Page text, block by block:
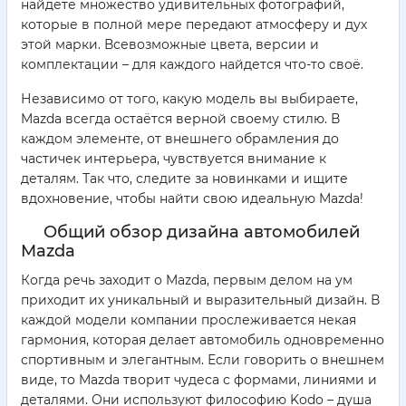
найдёте множество удивительных фотографий,
которые в полной мере передают атмосферу и дух
этой марки. Всевозможные цвета, версии и
комплектации – для каждого найдется что-то своё.
Независимо от того, какую модель вы выбираете,
Mazda всегда остаётся верной своему стилю. В
каждом элементе, от внешнего обрамления до
частичек интерьера, чувствуется внимание к
деталям. Так что, следите за новинками и ищите
вдохновение, чтобы найти свою идеальную Mazda!
Общий обзор дизайна автомобилей
Mazda
Когда речь заходит о Mazda, первым делом на ум
приходит их уникальный и выразительный дизайн. В
каждой модели компании прослеживается некая
гармония, которая делает автомобиль одновременно
спортивным и элегантным. Если говорить о внешнем
виде, то Mazda творит чудеса с формами, линиями и
деталями. Они используют философию Kodo – душа